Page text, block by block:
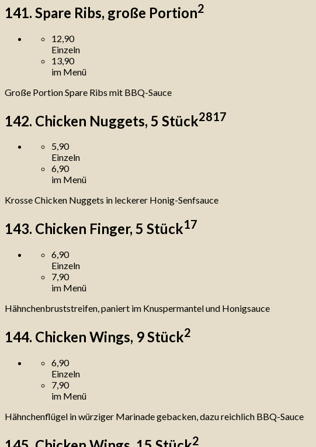
141. Spare Ribs, große Portion2
12,90
Einzeln
13,90
im Menü
Große Portion Spare Ribs mit BBQ-Sauce
142. Chicken Nuggets, 5 Stück2817
5,90
Einzeln
6,90
im Menü
Krosse Chicken Nuggets in leckerer Honig-Senfsauce
143. Chicken Finger, 5 Stück17
6,90
Einzeln
7,90
im Menü
Hähnchenbruststreifen, paniert im Knuspermantel und Honigsauce
144. Chicken Wings, 9 Stück2
6,90
Einzeln
7,90
im Menü
Hähnchenflügel in würziger Marinade gebacken, dazu reichlich BBQ-Sauce
2